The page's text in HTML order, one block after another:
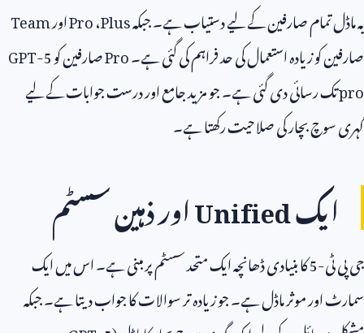
یہ ماڈل تمام صارفین کے لیے دستیاب ہے۔ جبکہPlus،ProاورTeam
صارفین کو زیادہ استعمال کی حد فراہم کی گئی ہے۔Proصارفین کوGPT-5
proتک رسائی دی گئی ہے۔ جو مزید جامع اور درست جوابات کے لیے
گہری سوچ بچار کی صلاحیت رکھتا ہے۔
ایکUnifiedاور ذہین سسٹم
جی پی ٹی-5کا بنیادی ڈھانچہ ایک متحد سسٹم پر مبنی ہے۔ اس میں ایک
سمارٹ اور موثر ماڈل ہے۔ جو زیادہ تر سوالات کا جواب دیتا ہے۔ جبکہ